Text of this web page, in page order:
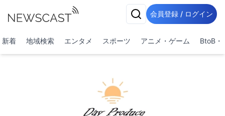
会員登録 / ログイン
新着 地域検索 エンタメ スポーツ アニメ・ゲーム BtoB・